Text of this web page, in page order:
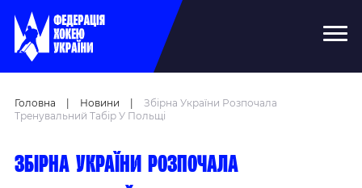
Головна Новини
Збірна України Розпочала
Тренувальний Табір У Польщі
Збірна України розпочала